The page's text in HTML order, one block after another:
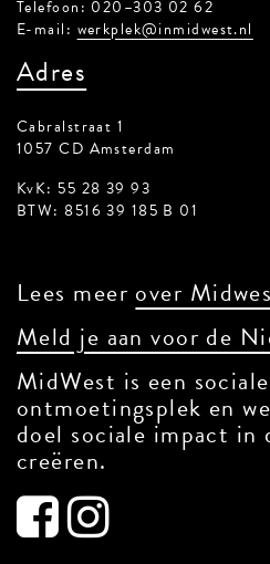
Telefoon: 020–303 02 62
E-mail: werkplek@inmidwest.nl
Adres
Cabralstraat 1
1057 CD Amsterdam
KvK: 55 28 39 93
BTW: 8516 39 185 B 01
Lees meer over
Meld je aan voor de
MidWest is een
ontmoetingsplek en
doel sociale impact in
creëren.